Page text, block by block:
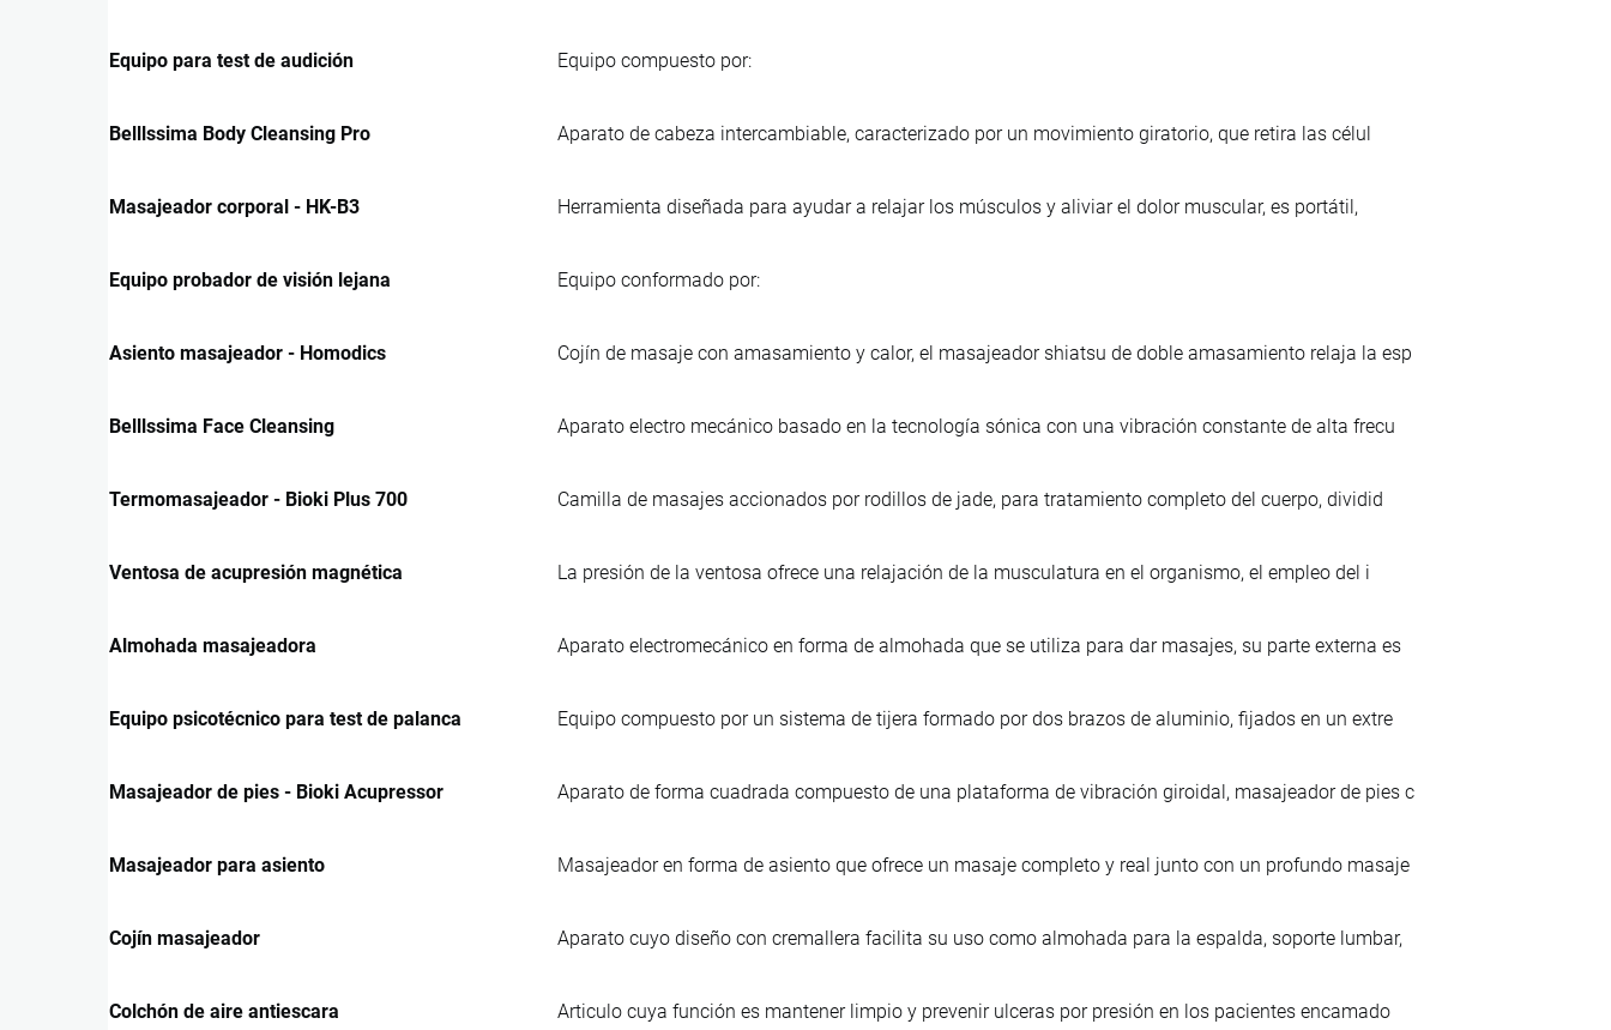
Equipo para test de audición Equipo compuesto por:
Belllssima Body Cleansing Pro Aparato de cabeza intercambiable, caracterizado por un movimiento giratorio, que retira las célul
Masajeador corporal - HK-B3 Herramienta diseñada para ayudar a relajar los músculos y aliviar el dolor muscular, es portátil,
Equipo probador de visión lejana Equipo conformado por:
Asiento masajeador - Homodics Cojín de masaje con amasamiento y calor, el masajeador shiatsu de doble amasamiento relaja la esp
Belllssima Face Cleansing Aparato electro mecánico basado en la tecnología sónica con una vibración constante de alta frecu
Termomasajeador - Bioki Plus 700 Camilla de masajes accionados por rodillos de jade, para tratamiento completo del cuerpo, dividid
Ventosa de acupresión magnética La presión de la ventosa ofrece una relajación de la musculatura en el organismo, el empleo del i
Almohada masajeadora Aparato electromecánico en forma de almohada que se utiliza para dar masajes, su parte externa es
Equipo psicotécnico para test de palanca Equipo compuesto por un sistema de tijera formado por dos brazos de aluminio, fijados en un extre
Masajeador de pies - Bioki Acupressor Aparato de forma cuadrada compuesto de una plataforma de vibración giroidal, masajeador de pies c
Masajeador para asiento Masajeador en forma de asiento que ofrece un masaje completo y real junto con un profundo masaje
Cojín masajeador Aparato cuyo diseño con cremallera facilita su uso como almohada para la espalda, soporte lumbar,
Colchón de aire antiescara Articulo cuya función es mantener limpio y prevenir ulceras por presión en los pacientes encamado